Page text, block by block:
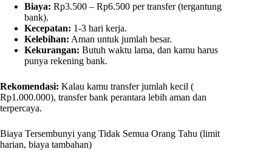
Biaya: Rp3.500 – Rp6.500 per transfer (tergantung
bank).
Kecepatan: 1-3 hari kerja.
Kelebihan: Aman untuk jumlah besar.
Kekurangan: Butuh waktu lama, dan kamu harus
punya rekening bank.
Rekomendasi: Kalau kamu transfer jumlah kecil (
Rp1.000.000), transfer bank perantara lebih aman dan
terpercaya.
Biaya Tersembunyi yang Tidak Semua Orang Tahu (limit
harian, biaya tambahan)